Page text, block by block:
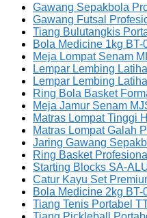
Gawang Sepakbola
Gawang Futsal
Tiang Bulutangkis
Bola Medicine 1kg BT-
Meja Lompat Senam
Lempar Lembing
Lempar Lembing
Ring Bola Basket
Meja Jamur Senam
Matras Lompat Tinggi
Matras Lompat Galah
Jaring Gawang
Ring Basket
Starting Blocks SA-
Catur Kayu Set
Bola Medicine 2kg BT-
Tiang Tenis Portabel